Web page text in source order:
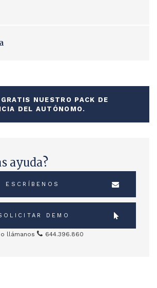
NUESTRO PACK DE
DEL AUTÓNOMO.
ayuda?
ESCRÍBENOS
DEMO
o llámanos 644.396.860